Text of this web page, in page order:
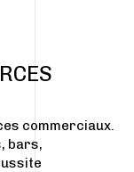
commerciaux.
bars,